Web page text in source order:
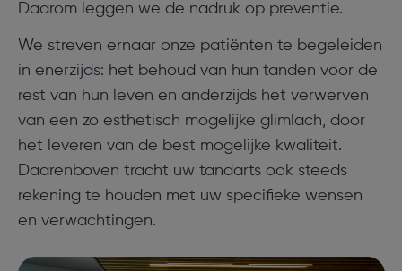
Daarom leggen we de nadruk op preventie.
We streven ernaar onze patiënten te begeleiden
in enerzijds: het behoud van hun tanden voor de
rest van hun leven en anderzijds het verwerven
van een zo esthetisch mogelijke glimlach, door
het leveren van de best mogelijke kwaliteit.
Daarenboven tracht uw tandarts ook steeds
rekening te houden met uw specifieke wensen
en verwachtingen.